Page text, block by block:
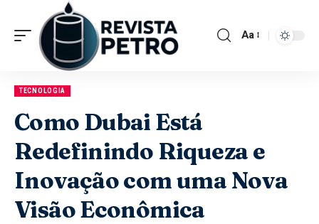
Aa
TECNOLOGIA
Como Dubai Está
Redefinindo Riqueza e
Inovação com uma Nova
Visão Econômica